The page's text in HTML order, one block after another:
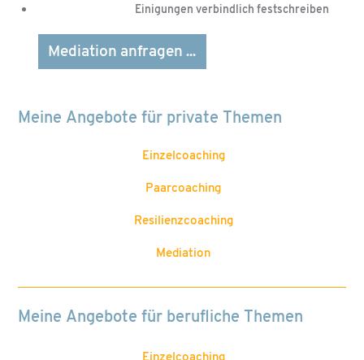
Einzelcoaching
Paarcoaching
Resilienzcoaching
Mediation
Meine Angebote für private Themen
Einzelcoaching
Meine Angebote für berufliche Themen
Einigungen verbindlich festschreiben
Mediation anfragen ...